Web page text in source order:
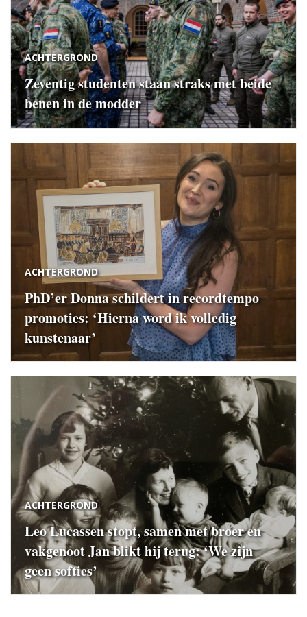
ACHTERGROND
Zeventig studenten staan straks met beide
benen in de modder
ACHTERGROND
PhD’er Donna schildert in recordtempo
promoties: ‘Hierna word ik volledig
kunstenaar’
ACHTERGROND
Leo Lucassen stopt, samen met broer en
vakgenoot Jan blikt hij terug: ‘We zijn
geen softies’